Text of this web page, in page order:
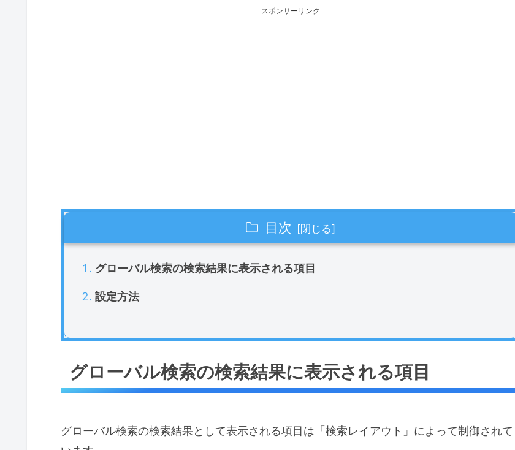
スポンサーリンク
目次
グローバル検索の検索結果に表示される項目
設定方法
グローバル検索の検索結果に表示される項目
グローバル検索の検索結果として表示される項目は「検索レイアウト」によって制御されて